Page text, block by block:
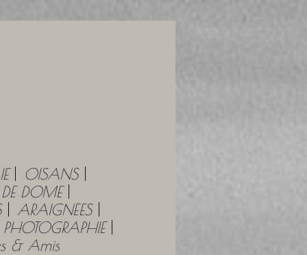
OISANS
DOME
ARAIGNÉES
PHOTOGRAPHIE
& Amis